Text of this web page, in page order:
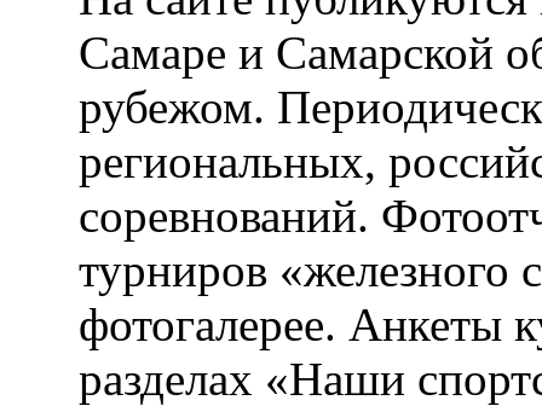
Самаре и Самарской
рубежом.
региональных,
соревнований.
турниров «железного
фотогалерее. Анкеты
разделах «Наши